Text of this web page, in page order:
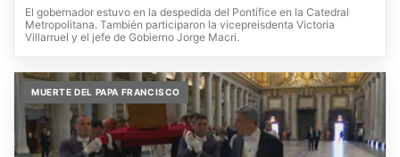
El gobernador estuvo en la despedida del Pontífice en la Catedral
Metropolitana. También participaron la vicepreisdenta Victoria
Villarruel y el jefe de Gobierno Jorge Macri.
MUERTE DEL PAPA FRANCISCO